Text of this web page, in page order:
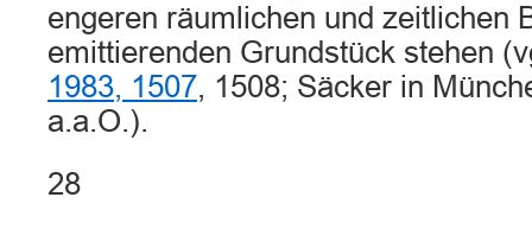
engeren räumlichen und zeitlichen
emittierenden Grundstück stehen
1983, 1507, 1508; Säcker in
a.a.O.).
28